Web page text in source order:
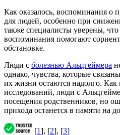
Как оказалось, воспоминания
для людей, особенно при
также специалисты уверены,
воспоминания помогают
обстановке.
Люди с болезнью Альцгеймера
однако, чувства, которые
их жизни остаются надолго. Как
исследований, люди с
посещения родственников, но
прихода останется в памяти на
[1], [2], [3]